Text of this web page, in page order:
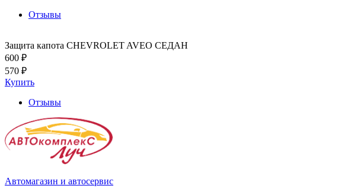
Отзывы
Защита капота CHEVROLET AVEO СЕДАН
600 ₽
570 ₽
Купить
Отзывы
Автомагазин и автосервис